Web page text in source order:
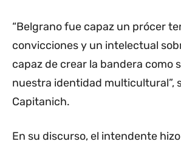
“Belgrano fue capaz un prócer
convicciones y un intelectual
capaz de crear la bandera como
nuestra identidad multicultural”,
Capitanich.
En su discurso, el intendente